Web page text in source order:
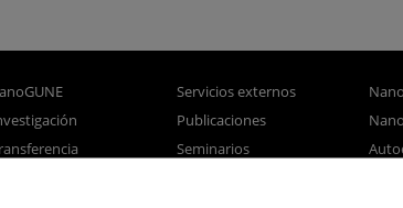
Servicios externos
Publicaciones
Seminarios